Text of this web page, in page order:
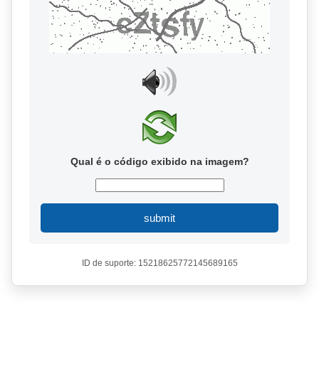
Qual é o código exibido na imagem?
submit
ID de suporte: 15218625772145689165